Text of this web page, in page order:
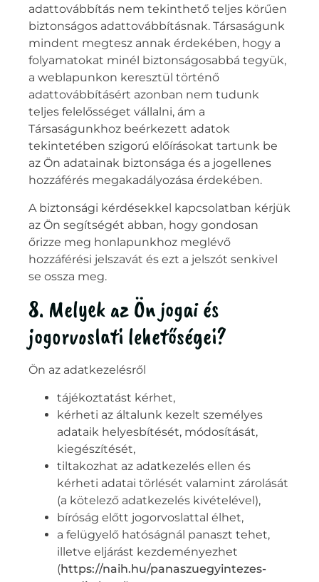
adattovábbítás nem tekinthető teljes körűen
biztonságos adattovábbításnak. Társaságunk
mindent megtesz annak érdekében, hogy a
folyamatokat minél biztonságosabbá tegyük,
a weblapunkon keresztül történő
adattovábbításért azonban nem tudunk
teljes felelősséget vállalni, ám a
Társaságunkhoz beérkezett adatok
tekintetében szigorú előírásokat tartunk be
az Ön adatainak biztonsága és a jogellenes
hozzáférés megakadályozása érdekében.
A biztonsági kérdésekkel kapcsolatban kérjük
az Ön segítségét abban, hogy gondosan
őrizze meg honlapunkhoz meglévő
hozzáférési jelszavát és ezt a jelszót senkivel
se ossza meg.
8. Melyek az Ön jogai és
jogorvoslati lehetőségei?
Ön az adatkezelésről
tájékoztatást kérhet,
kérheti az általunk kezelt személyes
adataik helyesbítését, módosítását,
kiegészítését,
tiltakozhat az adatkezelés ellen és
kérheti adatai törlését valamint zárolását
(a kötelező adatkezelés kivételével),
bíróság előtt jogorvoslattal élhet,
a felügyelő hatóságnál panaszt tehet,
illetve eljárást kezdeményezhet
(https://naih.hu/panaszuegyintezes-